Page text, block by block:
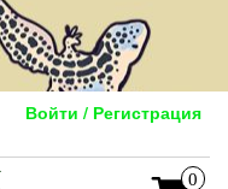
Войти / Регистрация
0